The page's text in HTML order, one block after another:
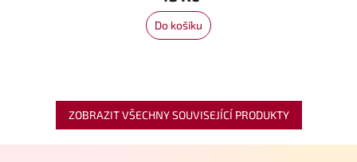
Do košíku
ZOBRAZIT VŠECHNY SOUVISEJÍCÍ PRODUKTY